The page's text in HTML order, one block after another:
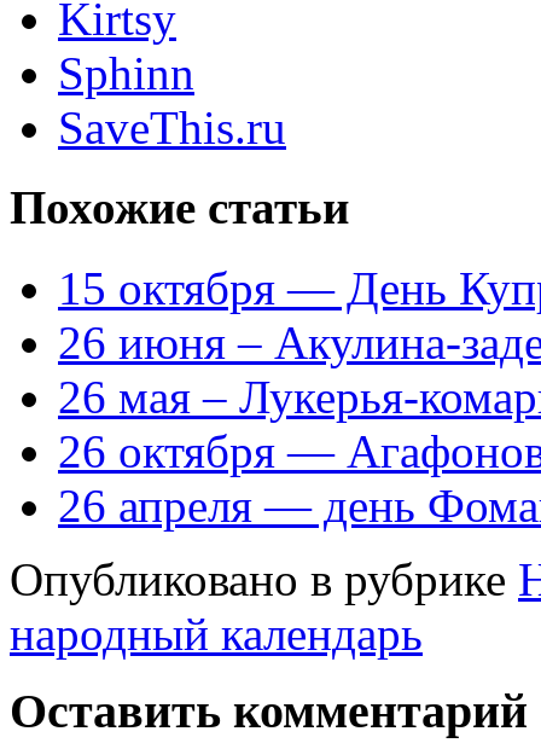
Kirtsy
Sphinn
SaveThis.ru
Похожие статьи
15 октября — День
26 июня – Акулина-
26 мая – Лукерья-
26 октября —
26 апреля — день
Опубликовано в рубрике
народный календарь
Оставить комментарий